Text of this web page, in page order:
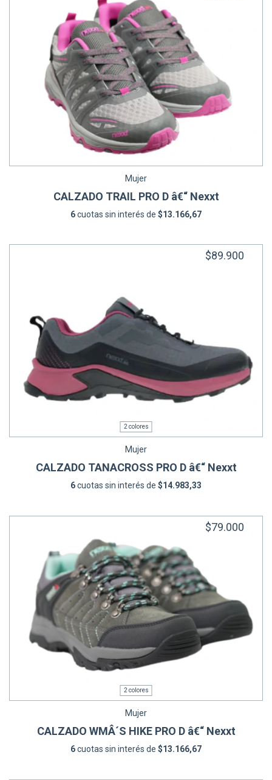
Mujer
CALZADO TRAIL PRO D â€“ Nexxt
6cuotas sin interés de $13.166,67
$89.900
2 colores
Mujer
CALZADO TANACROSS PRO D â€“ Nexxt
6cuotas sin interés de $14.983,33
$79.000
2 colores
Mujer
CALZADO WMÂ´S HIKE PRO D â€“ Nexxt
6cuotas sin interés de $13.166,67